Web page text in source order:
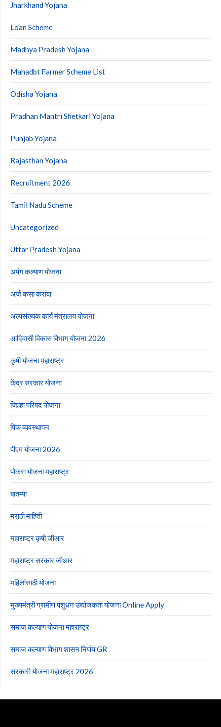
Jharkhand Yojana
Loan Scheme
Madhya Pradesh Yojana
Mahadbt Farmer Scheme List
Odisha Yojana
Pradhan Mantri Shetkari Yojana
Punjab Yojana
Rajasthan Yojana
Recruitment 2026
Tamil Nadu Scheme
Uncategorized
Uttar Pradesh Yojana
अपंग कल्याण योजना
अर्ज कसा करावा
अल्पसंख्यक कार्य मंत्रालय योजना
आदिवासी विकास विभाग योजना 2026
कृषी योजना महाराष्ट्र
केंद्र सरकार योजना
जिल्हा परिषद योजना
पिक व्यवस्थापन
पीएम योजना 2026
पोकरा योजना महाराष्ट्र
बातम्या
मराठी माहिती
महाराष्ट्र कृषी जीआर
महाराष्ट्र सरकार जीआर
महिलांसाठी योजना
मुख्यमंत्री ग्रामीण पशुधन उद्योजकता योजना Online Apply
समाज कल्याण योजना महाराष्ट्र
समाज कल्याण विभाग शासन निर्णय GR
सरकारी योजना महाराष्ट्र 2026